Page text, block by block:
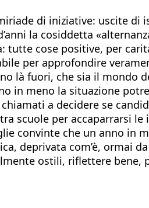
di iniziative: uscite
la cosiddetta
tutte cose positive, per
per approfondire
là fuori, che sia il mondo
in meno la situazione
a decidere se
scuole per accaparrarsi
convinte che un anno in
deprivata com’è, ormai
ostili, riflettere